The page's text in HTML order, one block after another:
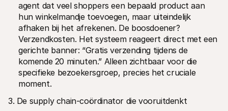
agent dat veel shoppers een bepaald product aan
hun winkelmandje toevoegen, maar uiteindelijk
afhaken bij het afrekenen. De boosdoener?
Verzendkosten. Het systeem reageert direct met een
gerichte banner: “Gratis verzending tijdens de
komende 20 minuten.” Alleen zichtbaar voor die
specifieke bezoekersgroep, precies het cruciale
moment.
3. De supply chain-coördinator die vooruitdenkt